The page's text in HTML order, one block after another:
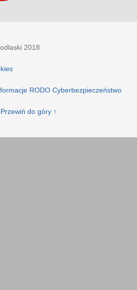
2018
RODO Cyberbezpieczeństwo
Przewiń do góry ↑